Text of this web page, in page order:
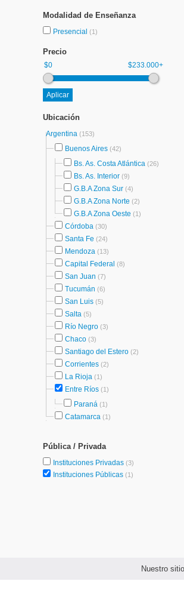
Nuestro
Modalidad de Enseñanza
Presencial (1)
Precio
$0 $233.000+
Ubicación
Argentina (153)
Buenos Aires (42)
Bs. As. Costa Atlántica (26)
Bs. As. Interior (9)
G.B.A Zona Sur (4)
G.B.A Zona Norte (2)
G.B.A Zona Oeste (1)
Córdoba (30)
Santa Fe (24)
Mendoza (13)
Capital Federal (8)
San Juan (7)
Tucumán (6)
San Luis (5)
Salta (5)
Río Negro (3)
Chaco (3)
Santiago del Estero (2)
Corrientes (2)
La Rioja (1)
Entre Ríos (1)
Paraná (1)
Catamarca (1)
Pública / Privada
Instituciones Privadas (3)
Instituciones Públicas (1)